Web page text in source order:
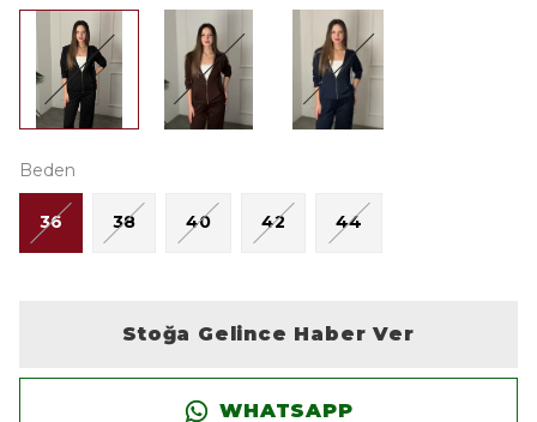
Beden
36 38 40 42 44
Stoğa Gelince Haber Ver
WHATSAPP